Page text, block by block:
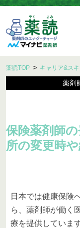
薬読TOP キャリア&ス
薬剤
保険薬剤師
所の変更時
日本では健康保険
ら、薬剤師が働く
療を提供していま